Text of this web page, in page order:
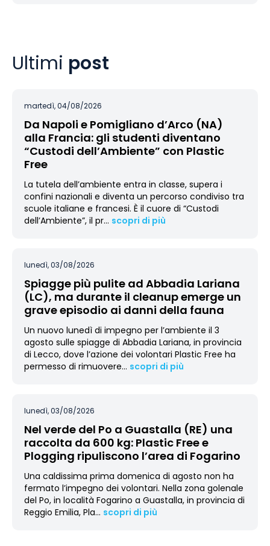
Ultimi post
martedì, 04/08/2026
Da Napoli e Pomigliano d’Arco (NA)
alla Francia: gli studenti diventano
“Custodi dell’Ambiente” con Plastic
Free
La tutela dell’ambiente entra in classe, supera i
confini nazionali e diventa un percorso condiviso tra
scuole italiane e francesi. È il cuore di “Custodi
dell’Ambiente”, il pr… scopri di più
lunedì, 03/08/2026
Spiagge più pulite ad Abbadia Lariana
(LC), ma durante il cleanup emerge un
grave episodio ai danni della fauna
Un nuovo lunedì di impegno per l’ambiente il 3
agosto sulle spiagge di Abbadia Lariana, in provincia
di Lecco, dove l’azione dei volontari Plastic Free ha
permesso di rimuovere… scopri di più
lunedì, 03/08/2026
Nel verde del Po a Guastalla (RE) una
raccolta da 600 kg: Plastic Free e
Plogging ripuliscono l’area di Fogarino
Una caldissima prima domenica di agosto non ha
fermato l’impegno dei volontari. Nella zona golenale
del Po, in località Fogarino a Guastalla, in provincia di
Reggio Emilia, Pla… scopri di più